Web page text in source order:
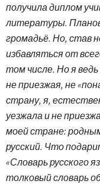
получила диплом
литературы.
громадьё. Но, став
избавляться от
том числе. Но я
не приезжая, не
страну, я,
уезжала и не
моей стране:
русский. Что
«Словарь русского
толковый словарь